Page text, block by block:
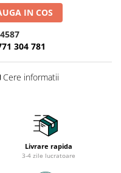
IN COS
304 781
Cere informatii
Livrare rapida
3-4 zile lucratoare